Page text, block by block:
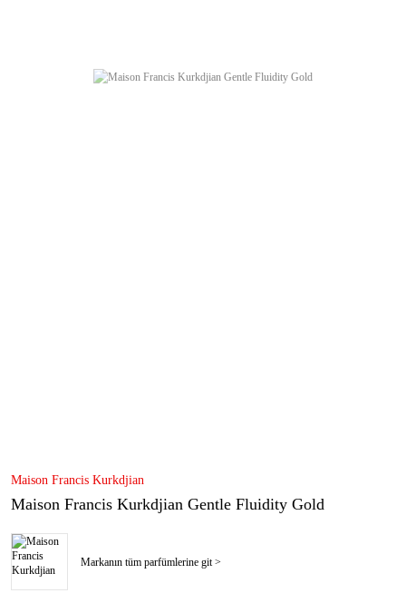
Maison Francis Kurkdjian
Maison Francis Kurkdjian Gentle Fluidity Gold
Markanın tüm parfümlerine git >